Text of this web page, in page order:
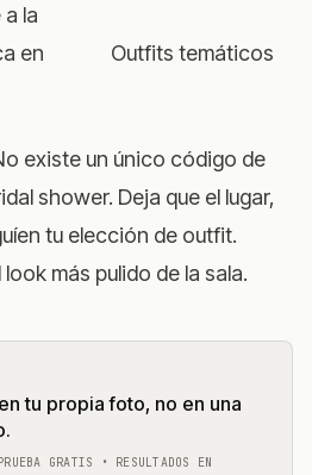
la
en
Outfits temáticos
existe un único código de
shower. Deja que el lugar,
tu elección de outfit.
más pulido de la sala.
tu propia foto, no en una
GRATIS • RESULTADOS EN